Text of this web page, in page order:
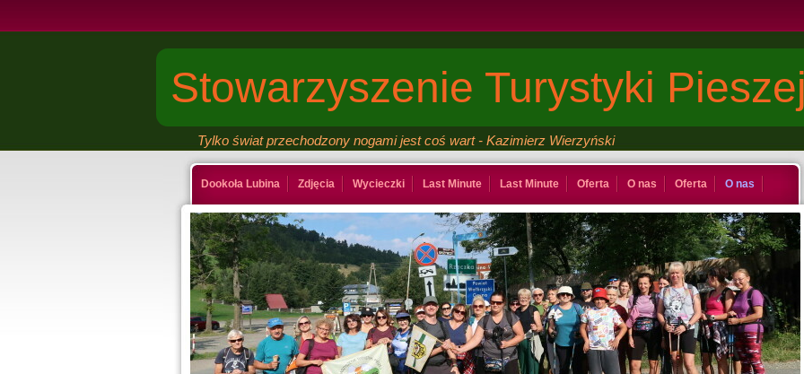
Dookoła Lubina Zdjęcia Wycieczki Last Minute Last Minute Oferta O nas Oferta O nas
Kontakt Ksiega gosci Last Minute Last Minute Galeria
Stowarzyszenie Turystyki
Tylko świat przechodzony nogami jest coś wart - Kazimierz Wierzyński